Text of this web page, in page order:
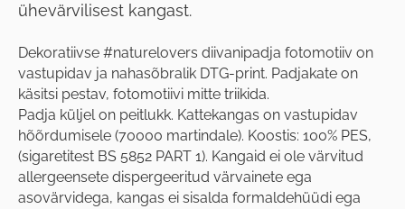
ühevärvilisest kangast.
Dekoratiivse #naturelovers diivanipadja fotomotiiv on
vastupidav ja nahasõbralik DTG-print. Padjakate on
käsitsi pestav, fotomotiivi mitte triikida.
Padja küljel on peitlukk. Kattekangas on vastupidav
hõõrdumisele (70000 martindale). Koostis: 100% PES,
(sigaretitest BS 5852 PART 1). Kangaid ei ole värvitud
allergeensete dispergeeritud värvainete ega
asovärvidega, kangas ei sisalda formaldehüüdi ega